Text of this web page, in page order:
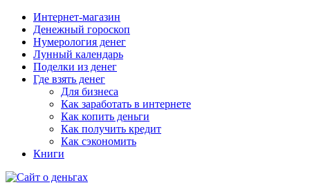
Интернет-магазин
Денежный гороскоп
Нумерология денег
Лунный календарь
Поделки из денег
Где взять денег
Для бизнеса
Как заработать в интернете
Как копить деньги
Как получить кредит
Как сэкономить
Книги